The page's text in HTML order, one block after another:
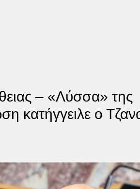
– «Λύσσα» της
κατήγγειλε ο